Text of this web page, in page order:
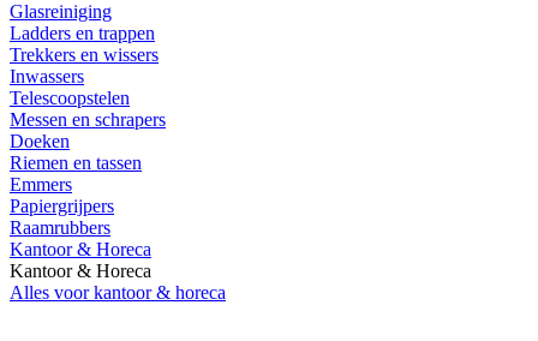
Glasreiniging
Ladders en trappen
Trekkers en wissers
Inwassers
Telescoopstelen
Messen en schrapers
Doeken
Riemen en tassen
Emmers
Papiergrijpers
Raamrubbers
Kantoor & Horeca
Kantoor & Horeca
Alles voor kantoor & horeca